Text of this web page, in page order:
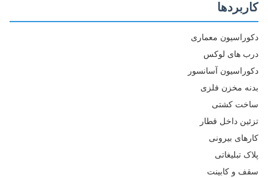
معماری
های لوکس
آسانسور
مخزن فلزی
کشتی
داخل قطار
بیرونی
تبلیغاتی
و کابینت